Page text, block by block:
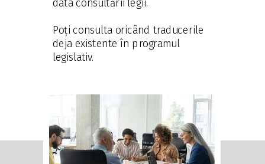
data consultării legii.
Poți consulta oricând traducerile
deja existente în programul
legislativ.